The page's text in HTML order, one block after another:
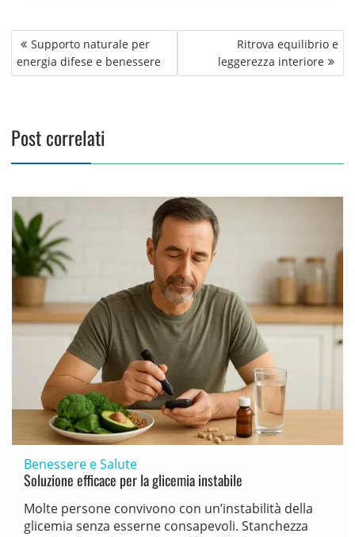
Navigazione
articoli
Supporto naturale per
energia difese e benessere
Ritrova equilibrio e
leggerezza interiore
Post correlati
Benessere e Salute
Soluzione efficace per la glicemia instabile
Molte persone convivono con un’instabilità della
glicemia senza esserne consapevoli. Stanchezza